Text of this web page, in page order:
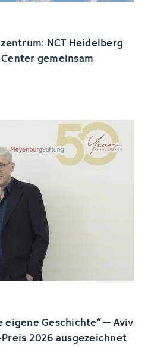
NCT Heidelberg
gemeinsam
eigene Geschichte“ – Aviv
2026 ausgezeichnet